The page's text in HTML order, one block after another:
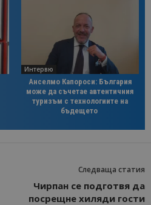
Интервю
Анселмо Капороси: България
може да съчетае автентичния
туризъм с технологиите на
бъдещето
Следваща статия
Чирпан се подготвя да
посрещне хиляди гости